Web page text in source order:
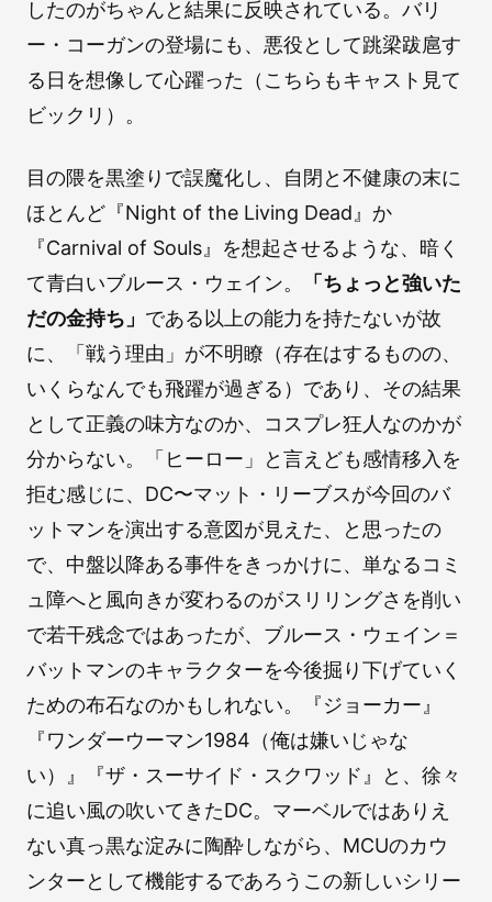
したのがちゃんと結果に反映されている。バリ
ー・コーガンの登場にも、悪役として跳梁跋扈す
る日を想像して心躍った（こちらもキャスト見て
ビックリ）。
目の隈を黒塗りで誤魔化し、自閉と不健康の末に
ほとんど『Night of the Living Dead』か
『Carnival of Souls』を想起させるような、暗く
て青白いブルース・ウェイン。
「ちょっと強いた
だの金持ち」 である以上の能力を持たないが故
に、「戦う理由」が不明瞭（存在はするものの、
いくらなんでも飛躍が過ぎる）であり、その結果
として正義の味方なのか、コスプレ狂人なのかが
分からない。「ヒーロー」と言えども感情移入を
拒む感じに、DC〜マット・リーブスが今回のバ
ットマンを演出する意図が見えた、と思ったの
で、中盤以降ある事件をきっかけに、単なるコミ
ュ障へと風向きが変わるのがスリリングさを削い
で若干残念ではあったが、ブルース・ウェイン＝
バットマンのキャラクターを今後掘り下げていく
ための布石なのかもしれない。『ジョーカー』
『ワンダーウーマン1984（俺は嫌いじゃな
い）』『ザ・スーサイド・スクワッド』と、徐々
に追い風の吹いてきたDC。マーベルではありえ
ない真っ黒な淀みに陶酔しながら、MCUのカウ
ンターとして機能するであろうこの新しいシリー